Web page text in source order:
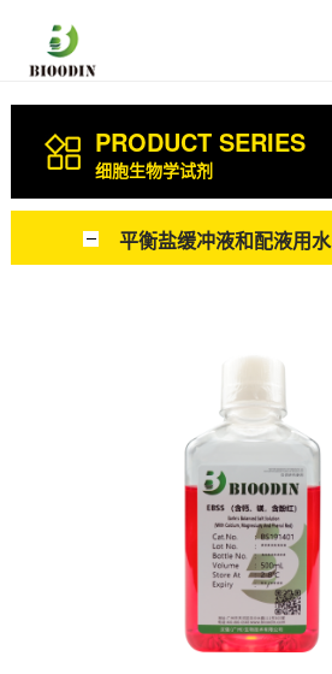
PRODUCT SERIES
细胞生物学试剂
平衡盐缓冲液和配液用水